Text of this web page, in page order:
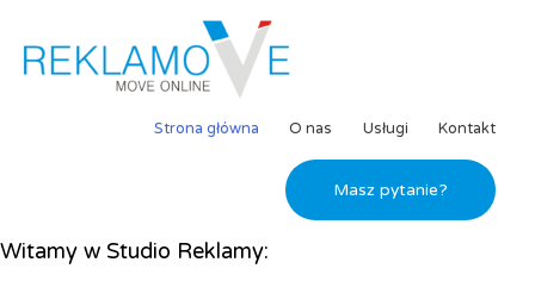
Strona główna O nas Usługi Kontakt
Masz pytanie?
Witamy w Studio Reklamy: